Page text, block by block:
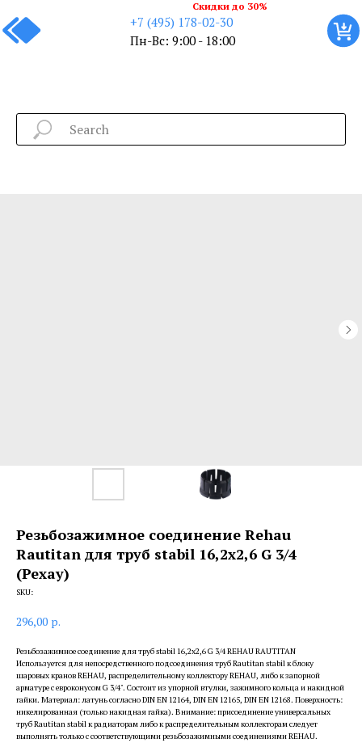
+7 (495) 178-02-30
Пн-Вс: 9:00 - 18:00
Скидки до 30%
Резьбозажимное соединение Rehau
Rautitan для труб stabil 16,2х2,6 G 3/4
(Рехау)
SKU:
296,00 р.
Резьбозажимное соединение для труб stabil 16,2х2,6 G 3/4 REHAU RAUTITAN
Используется для непосредственного подсоединения труб Rautitan stabil к блоку
шаровых кранов REHAU, распределительному коллектору REHAU, либо к запорной
арматуре с евроконусом G 3/4". Состоит из упорной втулки, зажимного кольца и накидной
гайки. Материал: латунь согласно DIN EN 12164, DIN EN 12165, DIN EN 12168. Поверхность:
никелированная (только накидная гайка). Внимание: присоединение универсальных
труб Rautitan stabil к радиаторам либо к распределительным коллекторам следует
выполнять только с соответствующими резьбозажимными соединениями REHAU.